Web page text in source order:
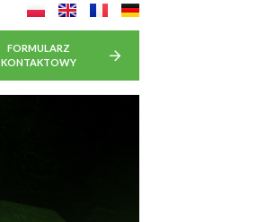
FORMULARZ
KONTAKTOWY